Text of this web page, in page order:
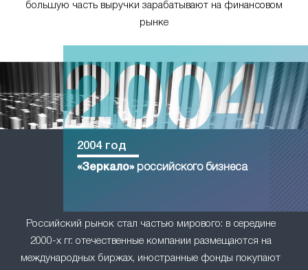
большую часть выручки зарабатывают на финансовом
рынке
Российский рынок стал частью мирового: в середине
2000-х гг. отечественные компании размещаются на
международных биржах, иностранные фонды покупают
2004 год
«Зеркало»российского бизнеса